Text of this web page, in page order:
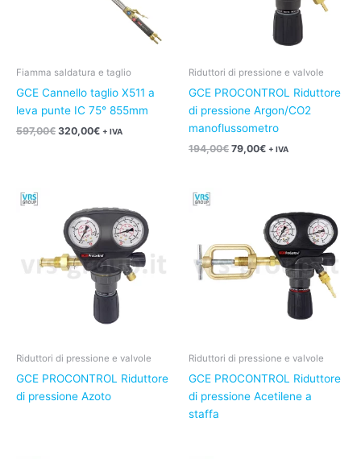
Fiamma saldatura e taglio
GCE Cannello taglio X511 a
leva punte IC 75° 855mm
597,00€ 320,00€ + IVA
Riduttori di pressione e valvole
GCE PROCONTROL Riduttore
di pressione Argon/CO2
manoflussometro
194,00€ 79,00€ + IVA
Riduttori di pressione e valvole
GCE PROCONTROL Riduttore
di pressione Azoto
Riduttori di pressione e valvole
GCE PROCONTROL Riduttore
di pressione Acetilene a
staffa